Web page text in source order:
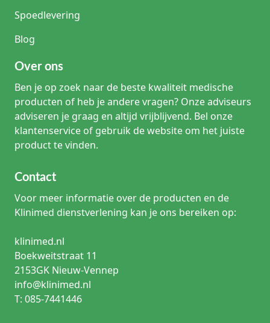
Spoedlevering
Blog
Over ons
Ben je op zoek naar de beste kwaliteit medische
producten of heb je andere vragen? Onze adviseurs
adviseren je graag en altijd vrijblijvend. Bel onze
klantenservice of gebruik de website om het juiste
product te vinden.
Contact
Voor meer informatie over de producten en de
Klinimed dienstverlening kan je ons bereiken op:
klinimed.nl
Boekweitstraat 11
2153GK Nieuw-Vennep
info@klinimed.nl
T: 085-7441446